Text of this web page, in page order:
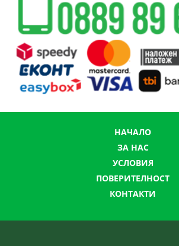
НАЧАЛО
ЗА НАС
УСЛОВИЯ
ПОВЕРИТЕЛНОСТ
КОНТАКТИ